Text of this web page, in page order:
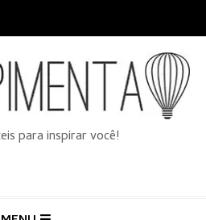
para inspirar você!